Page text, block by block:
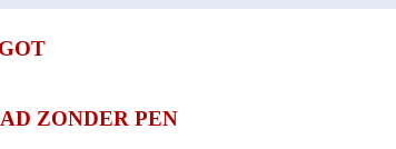
ZONDER PEN